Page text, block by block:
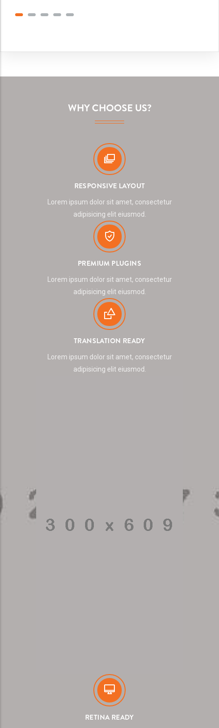
WHY CHOOSE US?
RESPONSIVE LAYOUT
Lorem ipsum dolor sit amet, consectetur
adipisicing elit eiusmod.
PREMIUM PLUGINS
Lorem ipsum dolor sit amet, consectetur
adipisicing elit eiusmod.
TRANSLATION READY
Lorem ipsum dolor sit amet, consectetur
adipisicing elit eiusmod.
RETINA READY